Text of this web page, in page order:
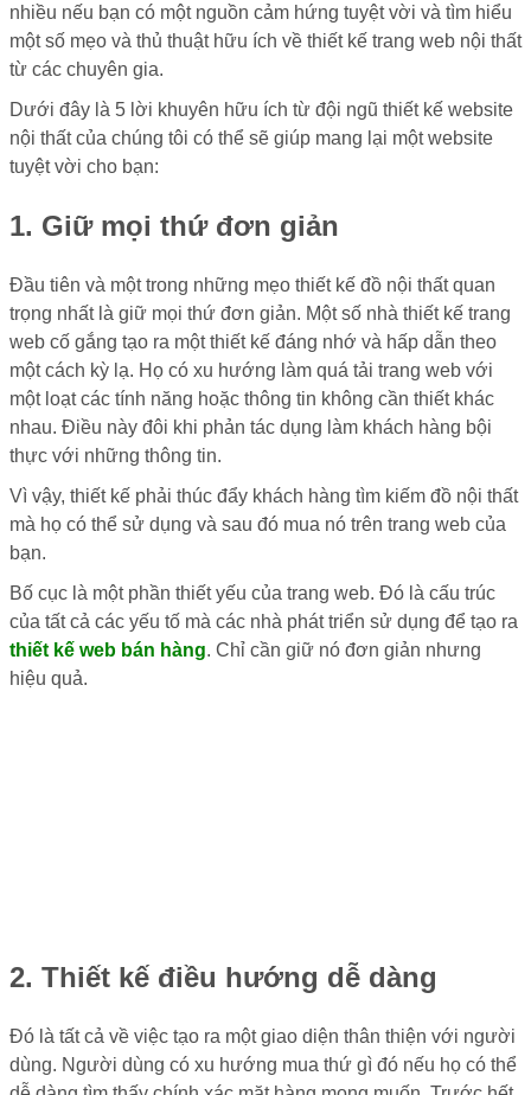
nhiều nếu bạn có một nguồn cảm hứng tuyệt vời và tìm hiểu
một số mẹo và thủ thuật hữu ích về thiết kế trang web nội thất
từ ​​các chuyên gia.
Dưới đây là 5 lời khuyên hữu ích từ đội ngũ thiết kế website
nội thất của chúng tôi có thể sẽ giúp mang lại một website
tuyệt vời cho bạn:
1. Giữ mọi thứ đơn giản
Đầu tiên và một trong những mẹo thiết kế đồ nội thất quan
trọng nhất là giữ mọi thứ đơn giản. Một số nhà thiết kế trang
web cố gắng tạo ra một thiết kế đáng nhớ và hấp dẫn theo
một cách kỳ lạ. Họ có xu hướng làm quá tải trang web với
một loạt các tính năng hoặc thông tin không cần thiết khác
nhau. Điều này đôi khi phản tác dụng làm khách hàng bội
thực với những thông tin.
Vì vậy, thiết kế phải thúc đẩy khách hàng tìm kiếm đồ nội thất
mà họ có thể sử dụng và sau đó mua nó trên trang web của
bạn.
Bố cục là một phần thiết yếu của trang web. Đó là cấu trúc
của tất cả các yếu tố mà các nhà phát triển sử dụng để tạo ra
thiết kế web bán hàng. Chỉ cần giữ nó đơn giản nhưng
hiệu quả.
2. Thiết kế điều hướng dễ dàng
Đó là tất cả về việc tạo ra một giao diện thân thiện với người
dùng. Người dùng có xu hướng mua thứ gì đó nếu họ có thể